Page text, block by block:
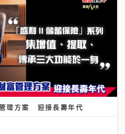
理方案 迎接長壽年代